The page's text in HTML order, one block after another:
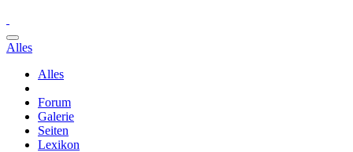
Alles
Alles
Forum
Galerie
Seiten
Lexikon